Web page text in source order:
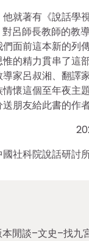
就著有《說話學
呂師長教師的教
面前這本新的列
的精力貫串了這
家呂叔湘、翻譯
懷這個至年夜主
朋友給此書的作者
社科院說話研討所
閒談–文史–找九